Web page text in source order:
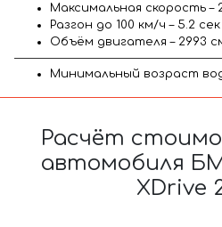
Максимальная скорость –
Разгон до 100 км/ч – 5.2 сек
Объём двигателя – 2993
Минимальный возраст
Расчёт
автомобиля
XDrive